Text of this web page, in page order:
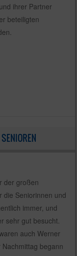
ihrer Partner
beteiligten
der großen
die Seniorinnen und
immer, und
sehr gut besucht.
auch Werner
begann